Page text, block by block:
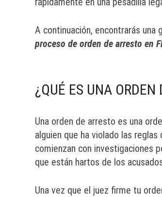
A continuación, encontrarás
proceso de orden de arresto en
¿QUÉ ES UNA ORDEN
Una orden de arresto es una
alguien que ha violado las
comienzan con investigaciones
que están hartos de los
Una vez que el juez firme tu